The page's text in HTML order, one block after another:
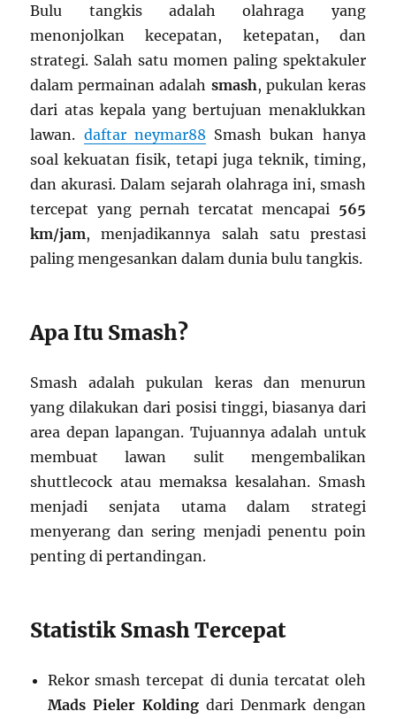
Bulu tangkis adalah olahraga yang
menonjolkan kecepatan, ketepatan, dan
strategi. Salah satu momen paling spektakuler
dalam permainan adalah smash, pukulan keras
dari atas kepala yang bertujuan menaklukkan
lawan. daftar neymar88 Smash bukan hanya
soal kekuatan fisik, tetapi juga teknik, timing,
dan akurasi. Dalam sejarah olahraga ini, smash
tercepat yang pernah tercatat mencapai 565
km/jam, menjadikannya salah satu prestasi
paling mengesankan dalam dunia bulu tangkis.
Apa Itu Smash?
Smash adalah pukulan keras dan menurun
yang dilakukan dari posisi tinggi, biasanya dari
area depan lapangan. Tujuannya adalah untuk
membuat lawan sulit mengembalikan
shuttlecock atau memaksa kesalahan. Smash
menjadi senjata utama dalam strategi
menyerang dan sering menjadi penentu poin
penting di pertandingan.
Statistik Smash Tercepat
Rekor smash tercepat di dunia tercatat oleh
Mads Pieler Kolding dari Denmark dengan